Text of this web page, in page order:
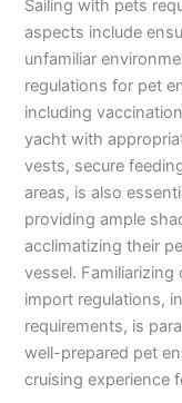
Sailing with pets
aspects include
unfamiliar
regulations for pet
including
yacht with
vests, secure
areas, is also
providing ample
acclimatizing their
vessel.
import regulations,
requirements, is
well-prepared pet
cruising experience